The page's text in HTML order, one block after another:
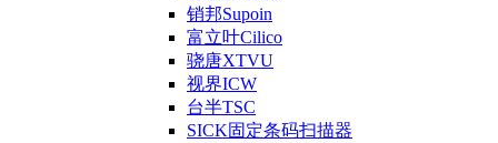
销邦Supoin
富立叶Cilico
骁唐XTVU
视界ICW
台半TSC
SICK固定条码扫描器